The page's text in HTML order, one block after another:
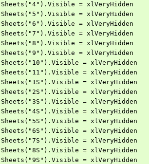
Sheets("4").Visible = xlVeryHidden
Sheets("5").Visible = xlVeryHidden
Sheets("6").Visible = xlVeryHidden
Sheets("7").Visible = xlVeryHidden
Sheets("8").Visible = xlVeryHidden
Sheets("9").Visible = xlVeryHidden
Sheets("10").Visible = xlVeryHidden
Sheets("11").Visible = xlVeryHidden
Sheets("1S").Visible = xlVeryHidden
Sheets("2S").Visible = xlVeryHidden
Sheets("3S").Visible = xlVeryHidden
Sheets("4S").Visible = xlVeryHidden
Sheets("5S").Visible = xlVeryHidden
Sheets("6S").Visible = xlVeryHidden
Sheets("7S").Visible = xlVeryHidden
Sheets("8S").Visible = xlVeryHidden
Sheets("9S").Visible = xlVeryHidden